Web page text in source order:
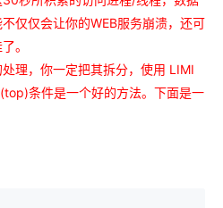
仅仅会让你的WEB服务崩溃，还可
。
，你一定把其拆分，使用 LIMI
条件是一个好的方法。下面是一